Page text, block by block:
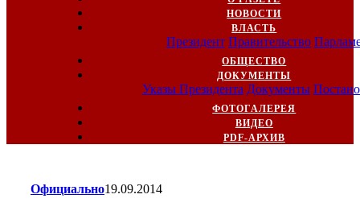
НОВОСТИ
ВЛАСТЬ
Президент Правительство
ОБЩЕСТВО
ДОКУМЕНТЫ
Указы Президента Документы
ФОТОГАЛЕРЕЯ
ВИДЕО
PDF-АРХИВ
Официально19.09.2014